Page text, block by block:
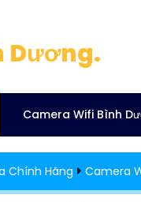
Dương.
Camera Wifi Bình
Chính Hãng Camera